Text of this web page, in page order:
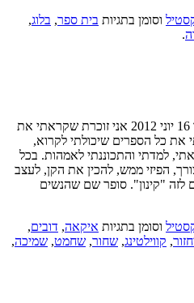
וסומן בתגיותבית ספר,בלוג,
.
פורסם לראשונה ב"תפוז" בתאריך 16 יוני 2012 אני זוכרת שקראתי את
את כל הספרים שיכולתי לקרוא,
למדתי והתכוננתי לאמהות. בכל
הפיזי ממש, להכין את הקן, לעצב
לזה "קינון". סופר שם שהנשים
וסומן בתגיותאיקאה,דובים,
,קווילטינג,שחור,שחמט,שמיכה,